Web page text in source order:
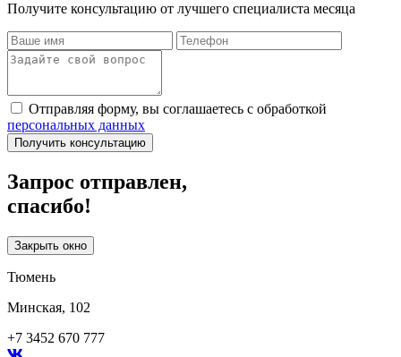
Получите консультацию от лучшего специалиста месяца
Отправляя форму, вы соглашаетесь с обработкой
персональных данных
Получить консультацию
Запрос отправлен,
спасибо!
Закрыть окно
Тюмень
Минская, 102
+7 3452 670 777